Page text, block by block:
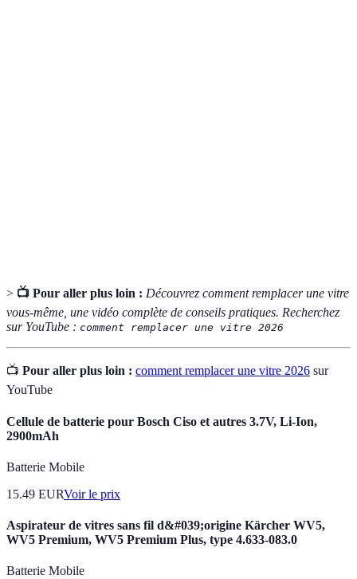
> 📺 Pour aller plus loin : Découvrez comment remplacer une vitre
vous-même, une vidéo complète de conseils pratiques. Recherchez
sur YouTube : comment remplacer une vitre 2026
📺 Pour aller plus loin : comment remplacer une vitre 2026 sur
YouTube
Cellule de batterie pour Bosch Ciso et autres 3.7V, Li-Ion,
2900mAh
Batterie Mobile
15.49 EURVoir le prix
Aspirateur de vitres sans fil d&#039;origine Kärcher WV5,
WV5 Premium, WV5 Premium Plus, type 4.633-083.0
Batterie Mobile